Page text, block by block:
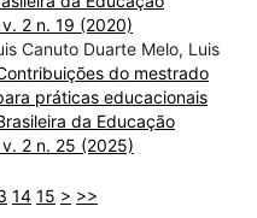
2 n. 19 (2020)
Canuto Duarte Melo, Luis
do mestrado
práticas educacionais
da Educação
2 n. 25 (2025)
14 15 > >>